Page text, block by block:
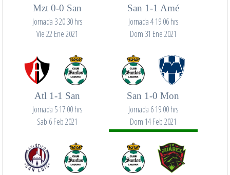
Mzt 0-0 San
Jornada 3 20:30 hrs
Vie 22 Ene 2021
San 1-1 Amé
Jornada 4 19:06 hrs
Dom 31 Ene 2021
Atl 1-1 San
Jornada 5 17:00 hrs
Sab 6 Feb 2021
San 1-0 Mon
Jornada 6 19:00 hrs
Dom 14 Feb 2021